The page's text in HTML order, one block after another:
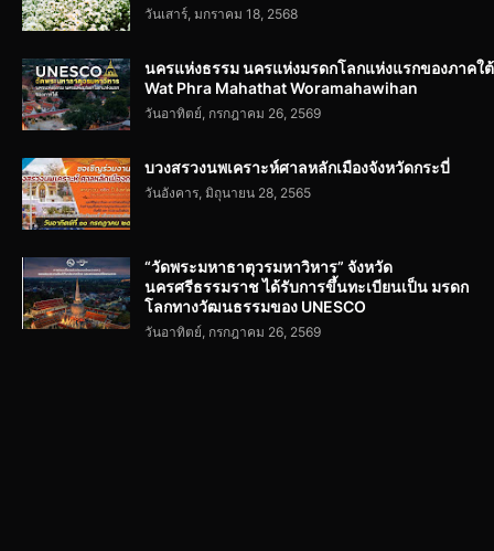
วันเสาร์, มกราคม 18, 2568
นครแห่งธรรม นครแห่งมรดกโลกแห่งแรกของภาคใต้
Wat Phra Mahathat Woramahawihan
วันอาทิตย์, กรกฎาคม 26, 2569
บวงสรวงนพเคราะห์ศาลหลักเมืองจังหวัดกระบี่
วันอังคาร, มิถุนายน 28, 2565
“วัดพระมหาธาตุวรมหาวิหาร” จังหวัด
นครศรีธรรมราช ได้รับการขึ้นทะเบียนเป็น มรดก
โลกทางวัฒนธรรมของ UNESCO
วันอาทิตย์, กรกฎาคม 26, 2569